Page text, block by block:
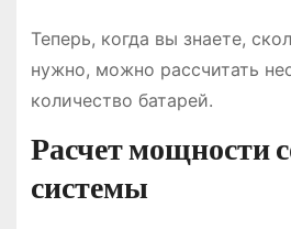
Теперь, когда вы знаете,
нужно, можно рассчитать
количество батарей.
Расчет мощности
системы